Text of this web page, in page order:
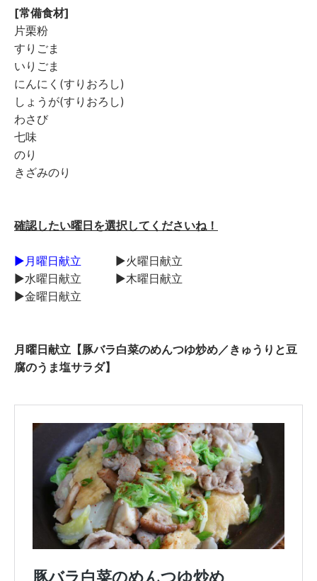
[常備食材]
片栗粉
すりごま
いりごま
にんにく(すりおろし)
しょうが(すりおろし)
わさび
七味
のり
きざみのり
確認したい曜日を選択してくださいね！
▶︎ 月曜日献立
▶︎火曜日献立
▶︎水曜日献立
▶︎木曜日献立
▶︎金曜日献立
月曜日献立【豚バラ白菜のめんつゆ炒め／きゅうりと豆
腐のうま塩サラダ】